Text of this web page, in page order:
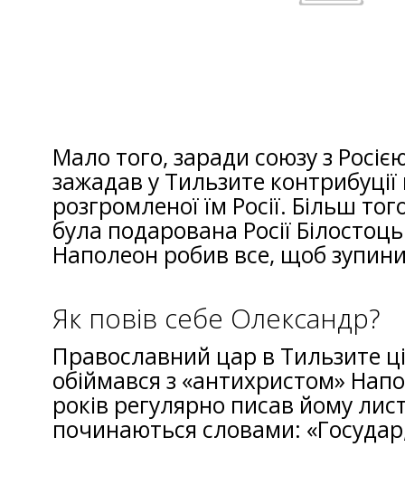
Мало того, заради союзу з
зажадав у Тильзите контрибуції
розгромленої їм Росії. Більш
була подарована Росії
Наполеон робив все, щоб
Як повів себе Олександр?
Православний цар в Тильзите
обіймався з «антихристом»
років регулярно писав йому
починаються словами: